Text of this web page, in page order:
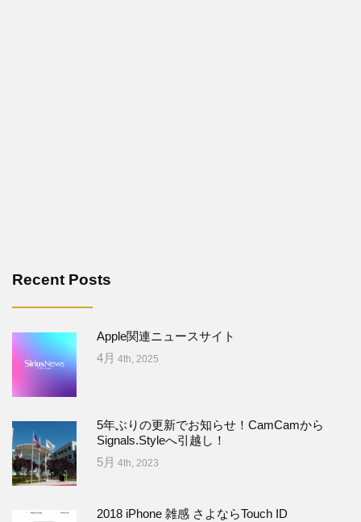
Recent Posts
Apple関連ニュースサイト
4月 4th, 2025
5年ぶりの更新でお知らせ！CamCamから
Signals.Styleへ引越し！
5月 4th, 2023
2018 iPhone 雑感 さよならTouch ID